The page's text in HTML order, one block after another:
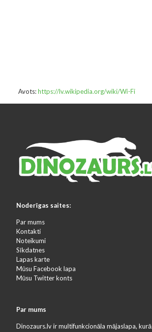
Avots:https://lv.wikipedia.org/wiki/Wi-Fi
Noderīgas saites:
Par mums
Kontakti
Noteikumi
Sīkdatnes
Lapas karte
Mūsu Facebook lapa
Mūsu Twitter konts
Par mums
Dinozaurs.lv ir multifunkcionāla mājaslapa, kurā